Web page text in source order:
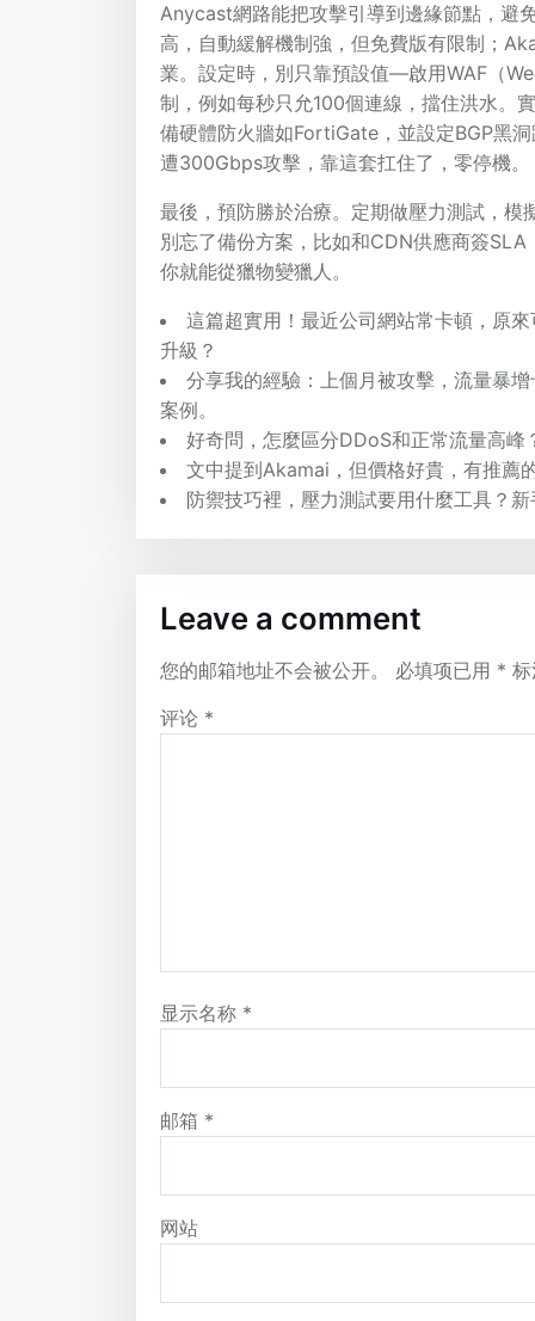
Anycast網路能把攻擊引導到邊緣節點，避
高，自動緩解機制強，但免費版有限制；
業。設定時，別只靠預設值—啟用WAF（
制，例如每秒只允100個連線，擋住洪水。
備硬體防火牆如FortiGate，並設定BGP黑
遭300Gbps攻擊，靠這套扛住了，零停機。
最後，預防勝於治療。定期做壓力測試，
別忘了備份方案，比如和CDN供應商簽
你就能從獵物變獵人。
這篇超實用！最近公司網站常卡頓，原
升級？
分享我的經驗：上個月被攻擊，流量暴
案例。
好奇問，怎麼區分DDoS和正常流量高
文中提到Akamai，但價格好貴，有推薦
防禦技巧裡，壓力測試要用什麼工具？
Leave a comment
您的邮箱地址不会被公开。 必填项已用 *
评论 *
显示名称 *
邮箱 *
网站